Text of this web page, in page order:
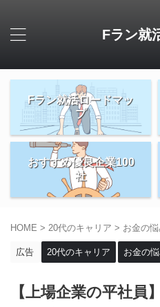
Fラン就
Fラン就活ロードマッ
プ
おすすめ優良企業100
社
HOME > 20代のキャリア > お金の悩
広告 20代のキャリア お金の
【上場企業の平社員